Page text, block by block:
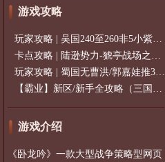
游戏攻略
玩家攻略 | 吴国240至260非5小紫过策免
卡点攻略 | 陆逊势力-猇亭战场之陆逊
玩家攻略 | 蜀国无曹洪/郭嘉娃推375级，
【霸业】新区/新手全攻略（三国通用）2
游戏介绍
《卧龙吟》一款大型战争策略型网页